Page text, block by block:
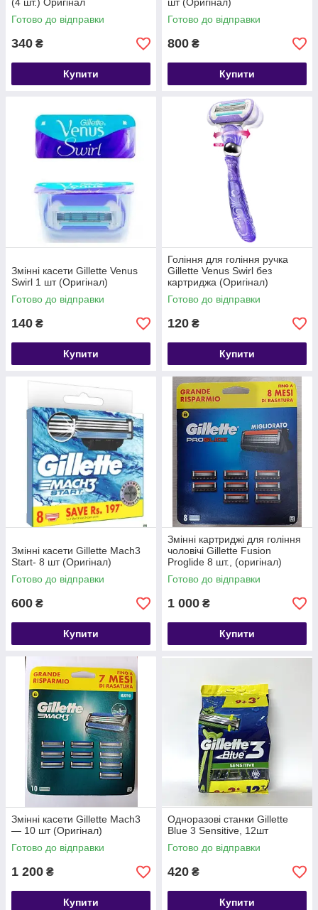
(4 шт.) Оригінал
Готово до відправки
340 ₴
Купити
шт (Оригінал)
Готово до відправки
800 ₴
Купити
Змінні касети Gillette Venus
Swirl 1 шт (Оригінал)
Готово до відправки
140 ₴
Купити
Гоління для гоління ручка
Gillette Venus Swirl без
картриджа (Оригінал)
Готово до відправки
120 ₴
Купити
Змінні касети Gillette Mach3
Start- 8 шт (Оригінал)
Готово до відправки
600 ₴
Купити
Змінні картриджі для гоління
чоловічі Gillette Fusion
Proglide 8 шт., (оригінал)
Готово до відправки
1 000 ₴
Купити
Змінні касети Gillette Mach3
— 10 шт (Оригінал)
Готово до відправки
1 200 ₴
Купити
Одноразові станки Gillette
Blue 3 Sensitive, 12шт
Готово до відправки
420 ₴
Купити